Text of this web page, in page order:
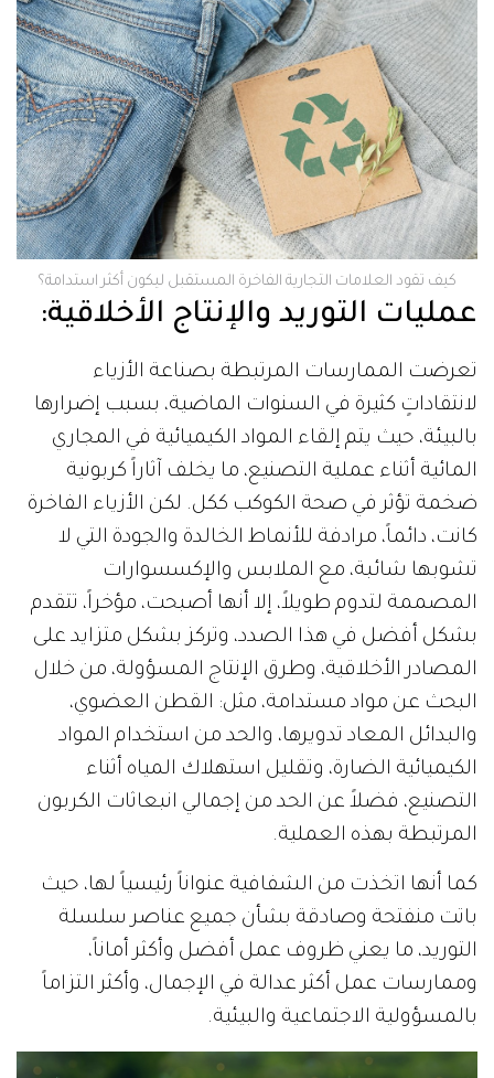
كيف تقود العلامات التجارية الفاخرة المستقبل ليكون أكثر استدامة؟
عمليات التوريد والإنتاج الأخلاقية:
تعرضت الممارسات المرتبطة بصناعة الأزياء
لانتقاداتٍ كثيرة في السنوات الماضية، بسبب إضرارها
بالبيئة، حيث يتم إلقاء المواد الكيميائية في المجاري
المائية أثناء عملية التصنيع، ما يخلف آثاراً كربونية
ضخمة تؤثر في صحة الكوكب ككل. لكن الأزياء الفاخرة
كانت، دائماً، مرادفة للأنماط الخالدة والجودة التي لا
تشوبها شائبة، مع الملابس والإكسسوارات
المصممة لتدوم طويلاً، إلا أنها أصبحت، مؤخراً، تتقدم
بشكل أفضل في هذا الصدد، وتركز بشكل متزايد على
المصادر الأخلاقية، وطرق الإنتاج المسؤولة، من خلال
البحث عن مواد مستدامة، مثل: القطن العضوي،
والبدائل المعاد تدويرها، والحد من استخدام المواد
الكيميائية الضارة، وتقليل استهلاك المياه أثناء
التصنيع، فضلاً عن الحد من إجمالي انبعاثات الكربون
المرتبطة بهذه العملية.
كما أنها اتخذت من الشفافية عنواناً رئيسياً لها، حيث
باتت منفتحة وصادقة بشأن جميع عناصر سلسلة
التوريد، ما يعني ظروف عمل أفضل وأكثر أماناً،
وممارسات عمل أكثر عدالة في الإجمال، وأكثر التزاماً
بالمسؤولية الاجتماعية والبيئية.